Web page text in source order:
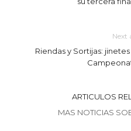
Next
Riendas y Sortijas:
ARTICULOS
MAS NOTICIAS